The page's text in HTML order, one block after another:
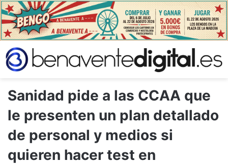
Sanidad pide a las CCAA que
le presenten un plan detallado
de personal y medios si
quieren hacer test en